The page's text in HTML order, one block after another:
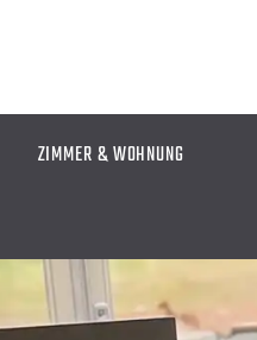
ZIMMER & WOHNUNG